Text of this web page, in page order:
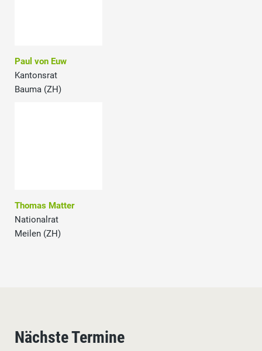
Paul von Euw
Kantonsrat
Bauma (ZH)
Thomas Matter
Nationalrat
Meilen (ZH)
Nächste Termine